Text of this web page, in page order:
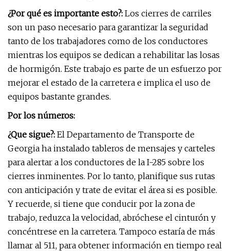
¿Por qué es importante esto?: Los cierres de carriles
son un paso necesario para garantizar la seguridad
tanto de los trabajadores como de los conductores
mientras los equipos se dedican a rehabilitar las losas
de hormigón. Este trabajo es parte de un esfuerzo por
mejorar el estado de la carretera e implica el uso de
equipos bastante grandes.
Por los números:
¿Que sigue?: El Departamento de Transporte de
Georgia ha instalado tableros de mensajes y carteles
para alertar a los conductores de la I-285 sobre los
cierres inminentes. Por lo tanto, planifique sus rutas
con anticipación y trate de evitar el área si es posible.
Y recuerde, si tiene que conducir por la zona de
trabajo, reduzca la velocidad, abróchese el cinturón y
concéntrese en la carretera. Tampoco estaría de más
llamar al 511, para obtener información en tiempo real